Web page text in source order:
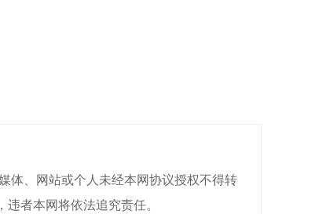
体、网站或个人未经本网协议授权不得转
者本网将依法追究责任。